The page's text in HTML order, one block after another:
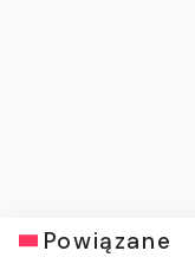
Powiązane